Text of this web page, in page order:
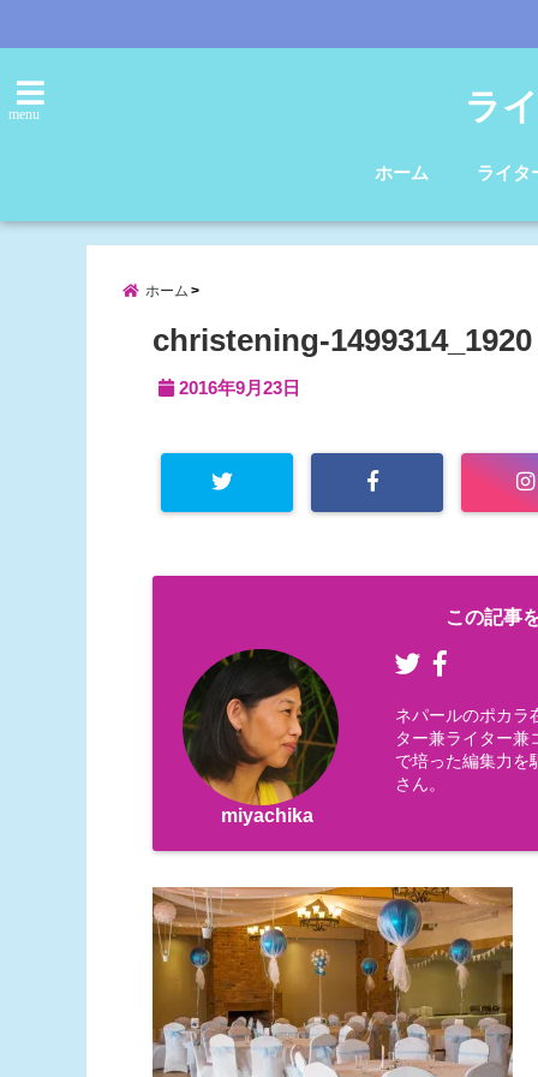
menu ラ
ホーム ライタ
ホーム
christening-1499314_1920
2016年9月23日
この記事
miyachika
ネパールのポカラ
ター兼ライター
で培った編集力を
さん。